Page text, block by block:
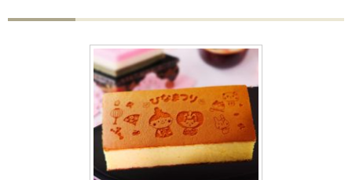
退職・異動の挨拶におすすめのお菓子ギ
フト5選